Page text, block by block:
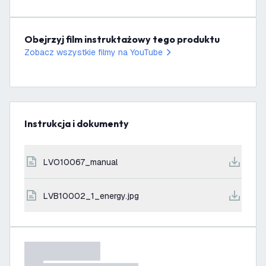
Obejrzyj film instruktażowy tego produktu
Zobacz wszystkie filmy na YouTube
Instrukcja i dokumenty
LVO10067_manual
LVB10002_1_energy.jpg